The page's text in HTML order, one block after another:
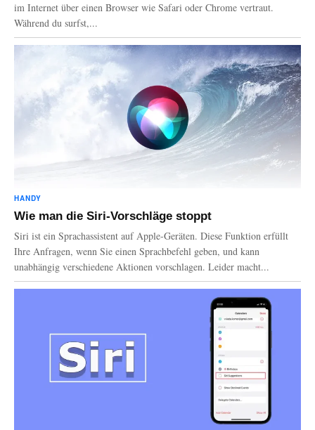
im Internet über einen Browser wie Safari oder Chrome vertraut.
Während du surfst,...
HANDY
Wie man die Siri-Vorschläge stoppt
Siri ist ein Sprachassistent auf Apple-Geräten. Diese Funktion erfüllt
Ihre Anfragen, wenn Sie einen Sprachbefehl geben, und kann
unabhängig verschiedene Aktionen vorschlagen. Leider macht...